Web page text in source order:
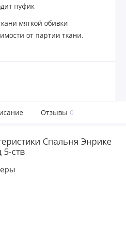
пуфик
мягкой обивки
от партии ткани.
Отзывы 0
Спальня Энрике
5-ств